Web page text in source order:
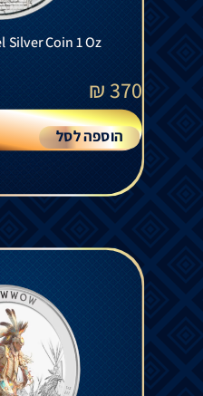
Silver Coin 1 Oz
370
₪
הוספה לסל